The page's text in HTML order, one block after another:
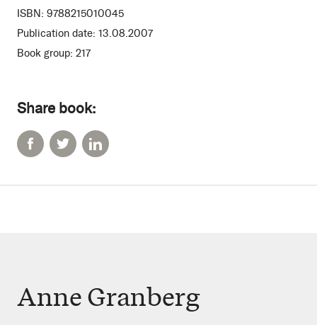
Share book:
ISBN: 9788215010045
Publication date: 13.08.2007
Book group: 217
Anne Granberg